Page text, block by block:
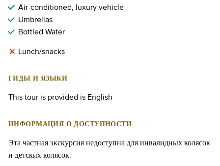
Air-conditioned, luxury vehicle
Umbrellas
Bottled Water
Lunch/snacks
ГИДЫ И ЯЗЫКИ
This tour is provided is English
ИНФОРМАЦИЯ О ДОСТУПНОСТИ
Эта частная экскурсия недоступна для инвалидных колясок
и детских колясок.